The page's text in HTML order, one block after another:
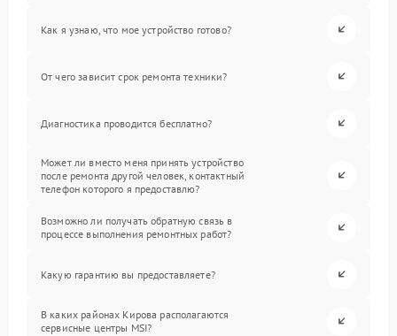
Как я узнаю, что мое устройство готово?
От чего зависит срок ремонта техники?
Диагностика проводится бесплатно?
Может ли вместо меня принять устройство
после ремонта другой человек, контактный
телефон которого я предоставлю?
Возможно ли получать обратную связь в
процессе выполнения ремонтных работ?
Какую гарантию вы предоставляете?
В каких районах Кирова располагаются
сервисные центры MSI?